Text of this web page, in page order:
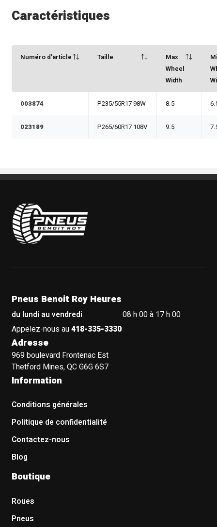
Caractéristiques
Numéro d'article Taille
Max
Wheel
Width
003874 P235/55R17 98W 8.5
023189 P265/60R17 108V 9.5
Pneus Benoit Roy
Pneus Benoit Roy Heures
du lundi au vendredi
08 h 00 à 17 h 00
Appelez-nous au418-335-3330
Adresse
969 boulevard Frontenac Est
Thetford Mines, QC G6G 6S7
Information
Conditions générales
Politique de confidentialité
Contactez-nous
Blog
Boutique
Roues
Pneus